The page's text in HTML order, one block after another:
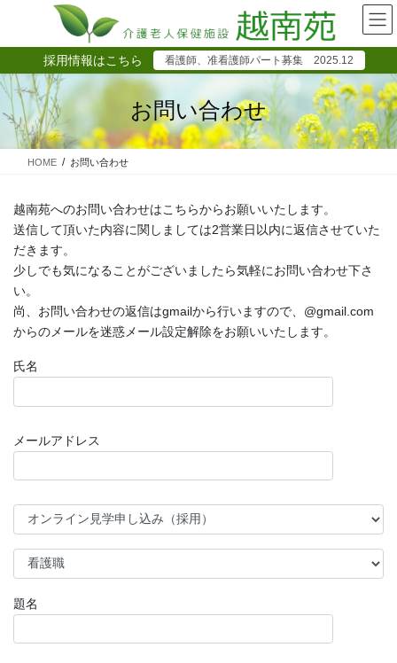
テ
ツ
に
移
ゲ
シ
ョ
ン
採用情報はこちら 看護師、准看護師パート募集 2025.12
お問い合わせ
HOME お問い合わせ
越南苑へのお問い合わせはこちらからお願いいたします。
送信して頂いた内容に関しましては2営業日以内に返信させていた
だきます。
少しでも気になることがございましたら気軽にお問い合わせ下さ
い。
尚、お問い合わせの返信はgmailから行いますので、@gmail.com
からのメールを迷惑メール設定解除をお願いいたします。
氏名
メールアドレス
題名